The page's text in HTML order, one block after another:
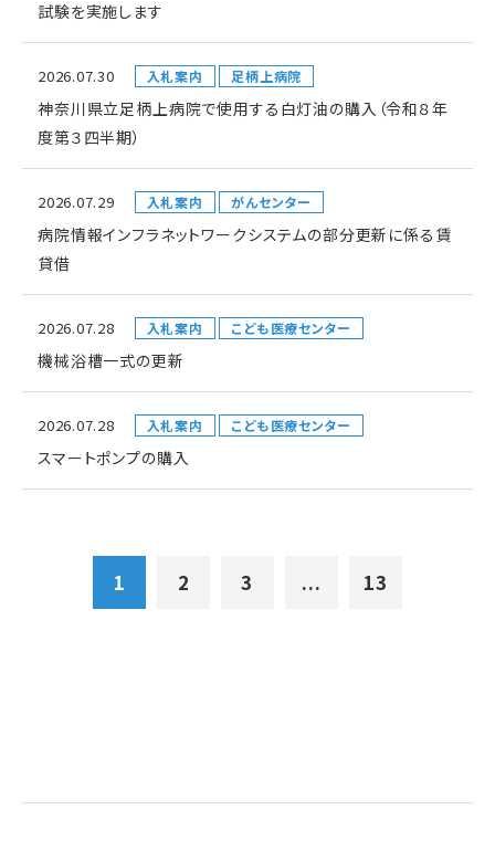
試験を実施します
2026.07.30 入札案内 足柄上病院
神奈川県立足柄上病院で使用する白灯油の購入（令和８年
度第３四半期）
2026.07.29 入札案内 がんセンター
病院情報インフラネットワークシステムの部分更新に係る賃
貸借
2026.07.28 入札案内 こども医療センター
機械浴槽一式の更新
2026.07.28 入札案内 こども医療センター
スマートポンプの購入
1 2 3 ... 13